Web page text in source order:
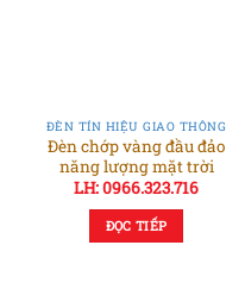
ĐÈN TÍN HIỆU GIAO THÔNG
Đèn chớp vàng đầu đảo
năng lượng mặt trời
LH: 0966.323.716
ĐỌC TIẾP